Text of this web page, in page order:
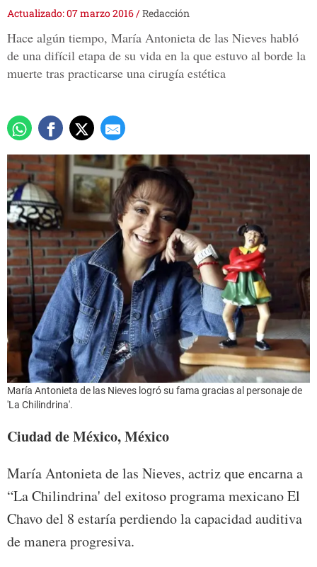
Actualizado: 07 marzo 2016/Redacción
Hace algún tiempo, María Antonieta de las Nieves habló
de una difícil etapa de su vida en la que estuvo al borde la
muerte tras practicarse una cirugía estética
María Antonieta de las Nieves logró su fama gracias al personaje de
'La Chilindrina'.
Ciudad de México, México
María Antonieta de las Nieves, actriz que encarna a
“La Chilindrina' del exitoso programa mexicano El
Chavo del 8 estaría perdiendo la capacidad auditiva
de manera progresiva.